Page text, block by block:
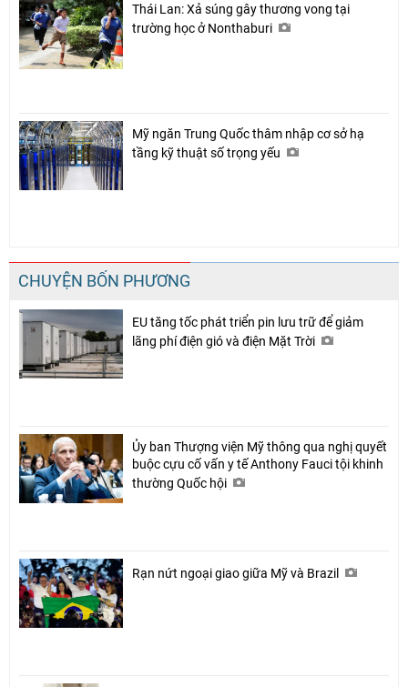
Thái Lan: Xả súng gây thương vong tại
trường học ở Nonthaburi
Mỹ ngăn Trung Quốc thâm nhập cơ sở hạ
tầng kỹ thuật số trọng yếu
CHUYỆN BỐN PHƯƠNG
EU tăng tốc phát triển pin lưu trữ để giảm
lãng phí điện gió và điện Mặt Trời
Ủy ban Thượng viện Mỹ thông qua nghị quyết
buộc cựu cố vấn y tế Anthony Fauci tội khinh
thường Quốc hội
Rạn nứt ngoại giao giữa Mỹ và Brazil